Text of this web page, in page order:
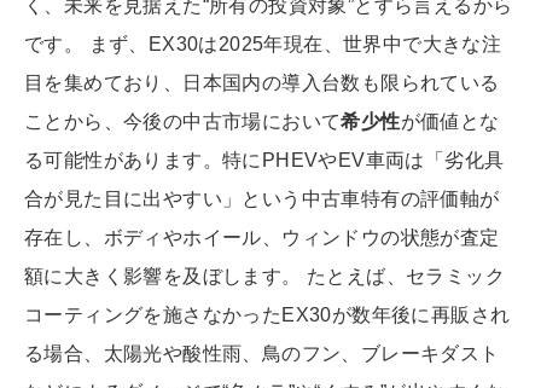
く、未来を見据えた“所有の投資対象”とすら言えるから
です。 まず、EX30は2025年現在、世界中で大きな注
目を集めており、日本国内の導入台数も限られている
ことから、今後の中古市場において希少性が価値とな
る可能性があります。特にPHEVやEV車両は「劣化具
合が見た目に出やすい」という中古車特有の評価軸が
存在し、ボディやホイール、ウィンドウの状態が査定
額に大きく影響を及ぼします。 たとえば、セラミック
コーティングを施さなかったEX30が数年後に再販され
る場合、太陽光や酸性雨、鳥のフン、ブレーキダスト